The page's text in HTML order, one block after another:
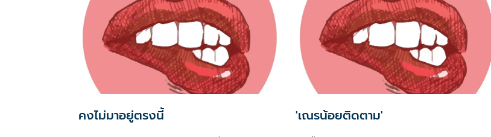
คงไม่มาอยู่ตรงนี้ 'เณรน้อยติดตาม'